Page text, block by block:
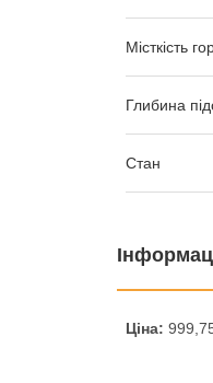
Місткість
Глибина
Стан
Ціна: